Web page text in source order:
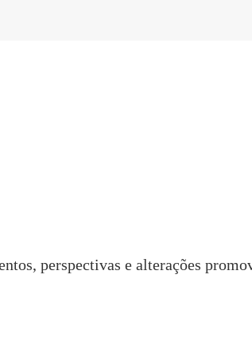
perspectivas e alterações